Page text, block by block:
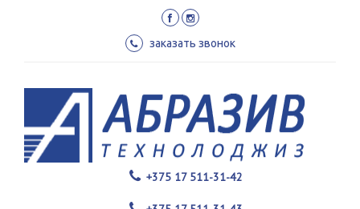
заказать звонок
+375 17 511-31-42